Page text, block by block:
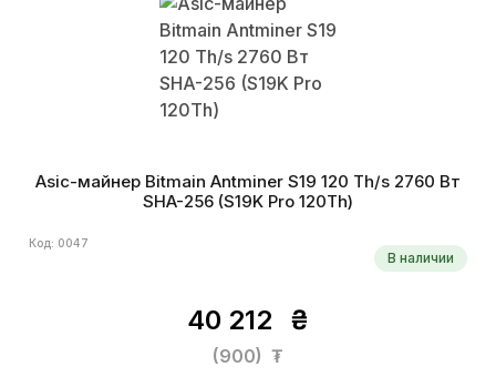
Asic-майнер Bitmain Antminer S19 120 Th/s 2760 Вт
SHA-256 (S19K Pro 120Th)
Код: 0047
В наличии
40 212 ₴
(900) ₮